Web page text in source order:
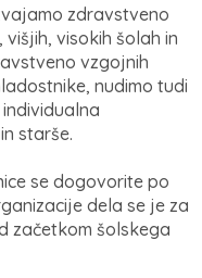
zdravstveno
visokih šolah in
vzgojnih
nudimo tudi
starše.
se dogovorite po
dela se je za
začetkom šolskega